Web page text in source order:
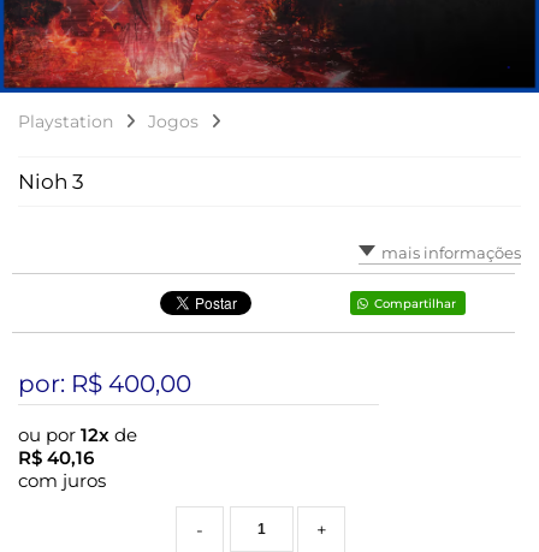
Playstation Jogos
Nioh 3
mais informações
Compartilhar
por: R$ 400,00
ou por 12x de
R$ 40,16
com juros
+
-